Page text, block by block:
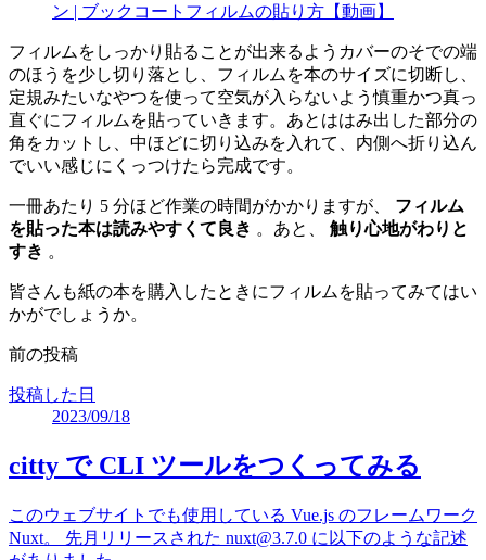
ン | ブックコートフィルムの貼り方【動画】
フィルムをしっかり貼ることが出来るようカバーのそでの端
のほうを少し切り落とし、フィルムを本のサイズに切断し、
定規みたいなやつを使って空気が入らないよう慎重かつ真っ
直ぐにフィルムを貼っていきます。あとははみ出した部分の
角をカットし、中ほどに切り込みを入れて、内側へ折り込ん
でいい感じにくっつけたら完成です。
一冊あたり 5 分ほど作業の時間がかかりますが、 フィルム
を貼った本は読みやすくて良き 。あと、 触り心地がわりと
すき 。
皆さんも紙の本を購入したときにフィルムを貼ってみてはい
かがでしょうか。
前の投稿
投稿した日
2023/09/18
citty で CLI ツールをつくってみる
このウェブサイトでも使用している Vue.js のフレームワーク
Nuxt。 先月リリースされた nuxt@3.7.0 に以下のような記述